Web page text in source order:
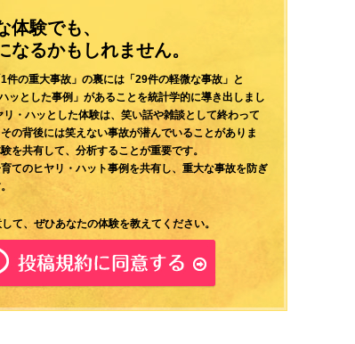
体験でも、
なるかもしれません。
件の重大事故」の裏には「29件の軽微な事故」と
ッとした事例」があることを統計学的に導き出しまし
・ハッとした体験は、笑い話や雑談として終わって
の背後には笑えない事故が潜んでいることがありま
を共有して、分析することが重要です。
てのヒヤリ・ハット事例を共有し、重大な事故を防ぎ
て、ぜひあなたの体験を教えてください。